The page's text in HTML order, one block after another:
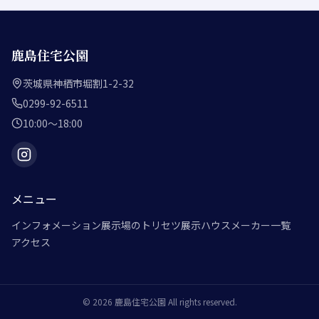
鹿島住宅公園
茨城県神栖市堀割1-2-32
0299-92-6511
10:00～18:00
メニュー
インフォメーション展示場のトリセツ展示ハウスメーカー一覧
アクセス
© 2026 鹿島住宅公園 All rights reserved.